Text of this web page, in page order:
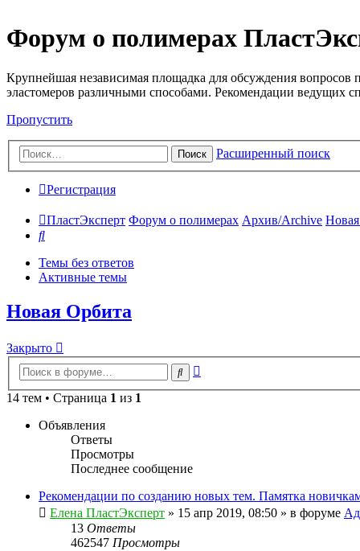
Форум о полимерах
Крупнейшая независимая площадка для обсуждения вопросов
эластомеров различными способами. Рекомендации ведущих
Пропустить
Поиск Расширенный поиск
Регистрация
ПластЭксперт Форум о полимерах Архив/Archive
Поиск
Темы без ответов
Активные темы
Новая Орбита
Закрыто
Поиск
14 тем • Страница 1 из 1
Объявления
Ответы
Просмотры
Последнее сообщение
Рекомендации по созданию новых тем. Памятка
Елена ПластЭксперт » 15 апр 2019, 08:50 » в форуме
13 Ответы
462547 Просмотры